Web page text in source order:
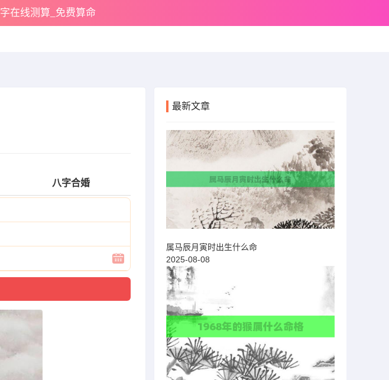
在线测算_免费算命
八字合婚
最新文章
属马辰月寅时出生什么命
2025-08-08